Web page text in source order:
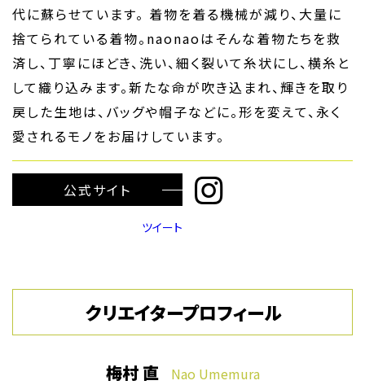
代に蘇らせています。 着物を着る機械が減り、大量に
捨てられている着物。naonaoはそんな着物たちを救
済し、丁寧にほどき、洗い、細く裂いて糸状にし、横糸と
して織り込みます。新たな命が吹き込まれ、輝きを取り
戻した生地は、バッグや帽子などに。形を変えて、永く
愛されるモノをお届けしています。
公式サイト
ツイート
クリエイタープロフィール
梅村 直 Nao Umemura